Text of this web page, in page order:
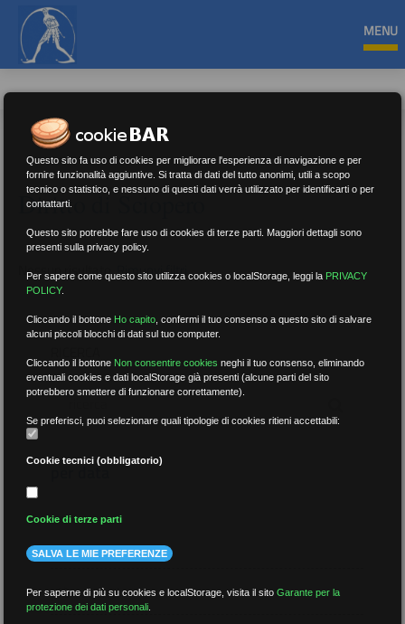
MENU
Diritto di Sciopero
Nessun risultato.Rimuovi filtri
per data
più recenti
Questo sito fa uso di cookies per migliorare l'esperienza di navigazione e per
fornire funzionalità aggiuntive. Si tratta di dati del tutto anonimi, utili a scopo
tecnico o statistico, e nessuno di questi dati verrà utilizzato per identificarti o per
contattarti.
Questo sito potrebbe fare uso di cookies di terze parti. Maggiori dettagli sono
presenti sulla privacy policy.
Per sapere come questo sito utilizza cookies o localStorage, leggi la PRIVACY
POLICY.
Cliccando il bottone Ho capito ,confermi il tuo consenso a questo sito di salvare
alcuni piccoli blocchi di dati sul tuo computer.
Cliccando il bottone Non consentire cookies neghi il tuo consenso, eliminando
eventuali cookies e dati localStorage già presenti (alcune parti del sito
potrebbero smettere di funzionare correttamente).
Se preferisci, puoi selezionare quali tipologie di cookies ritieni accettabili:
Cookie tecnici (obbligatorio)
Cookie di terze parti
SALVA LE MIE PREFERENZE
Per saperne di più su cookies e localStorage, visita il sitoGarante per la
protezione dei dati personali